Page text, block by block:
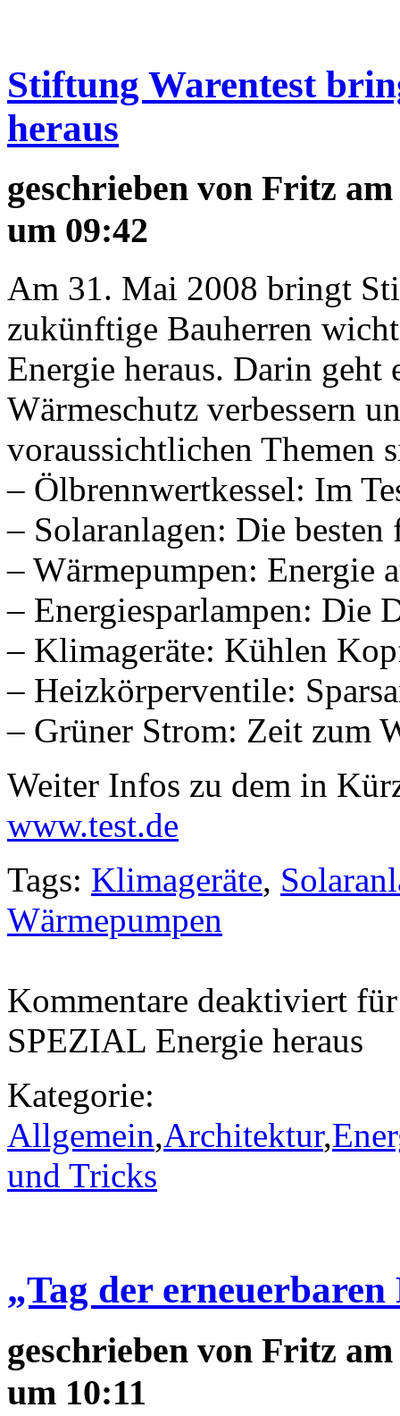
Stiftung Warentest
heraus
geschrieben von Fritz
um 09:42
Am 31. Mai 2008 bringt
zukünftige Bauherren
Energie heraus. Darin geht
Wärmeschutz verbessern
voraussichtlichen Themen
– Ölbrennwertkessel: Im
– Solaranlagen: Die besten
– Wärmepumpen: Energie
– Energiesparlampen: Die
– Klimageräte: Kühlen
– Heizkörperventile:
– Grüner Strom: Zeit zum
Weiter Infos zu dem in
www.test.de
Tags: Klimageräte,
Wärmepumpen
Kommentare deaktiviert
SPEZIAL Energie heraus
Kategorie:
Allgemein,Architektur,
und Tricks
„Tag der erneuerbaren
geschrieben von Fritz
um 10:11